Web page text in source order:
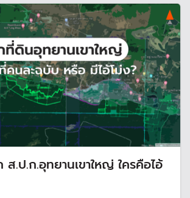
.ป.ก.อุทยานเขาใหญ่ ใครคือไอ้